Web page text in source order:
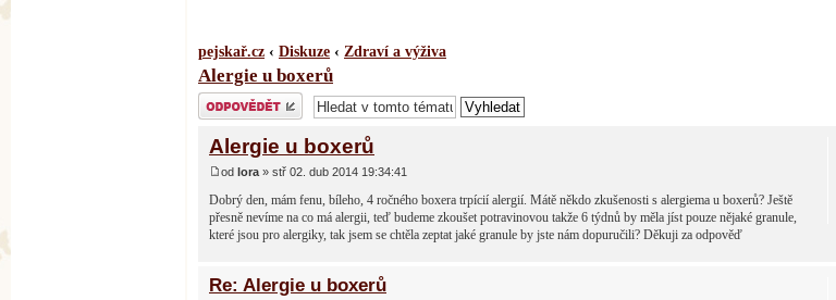
pejskař.cz ‹ Diskuze ‹ Zdraví a výživa
Alergie u boxerů
Odeslat odpověď
Alergie u boxerů
od lora » stř 02. dub 2014 19:34:41
Dobrý den, mám fenu, bíleho, 4 ročného boxera trpícií alergií. Mátě někdo zkušenosti s alergiema u boxerů? Ještě
přesně nevíme na co má alergii, teď budeme zkoušet potravinovou takže 6 týdnů by měla jíst pouze nějaké granule,
které jsou pro alergiky, tak jsem se chtěla zeptat jaké granule by jste nám dopuručili? Děkuji za odpověď
Re: Alergie u boxerů